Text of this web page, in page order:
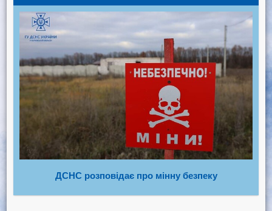
ДСНС розповідає про мінну безпеку